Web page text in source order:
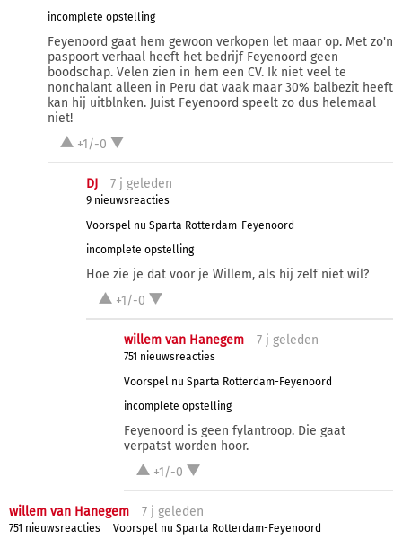
incomplete opstelling
Feyenoord gaat hem gewoon verkopen let maar op. Met zo'n
paspoort verhaal heeft het bedrijf Feyenoord geen
boodschap. Velen zien in hem een CV. Ik niet veel te
nonchalant alleen in Peru dat vaak maar 30% balbezit heeft
kan hij uitblnken. Juist Feyenoord speelt zo dus helemaal
niet!
+1/-0
DJ 7 j geleden
9 nieuwsreacties
Voorspel nu Sparta Rotterdam-Feyenoord
incomplete opstelling
Hoe zie je dat voor je Willem, als hij zelf niet wil?
+1/-0
willem van Hanegem 7 j geleden
751 nieuwsreacties
Voorspel nu Sparta Rotterdam-Feyenoord
incomplete opstelling
Feyenoord is geen fylantroop. Die gaat
verpatst worden hoor.
+1/-0
willem van Hanegem 7 j geleden
751 nieuwsreacties
Voorspel nu Sparta Rotterdam-Feyenoord